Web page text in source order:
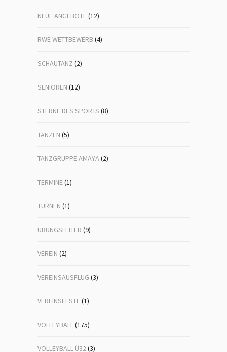
NEUE ANGEBOTE(12)
RWE WETTBEWERB (4)
SCHAUTANZ (2)
SENIOREN (12)
STERNE DES SPORTS (8)
TANZEN (5)
TANZGRUPPE AMAYA(2)
TERMINE(1)
TURNEN (1)
ÜBUNGSLEITER (9)
VEREIN (2)
VEREINSAUSFLUG (3)
VEREINSFESTE(1)
VOLLEYBALL(175)
VOLLEYBALL Ü32(3)